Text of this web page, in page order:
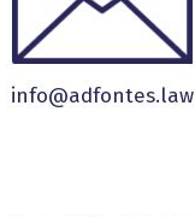
info@adfontes.law